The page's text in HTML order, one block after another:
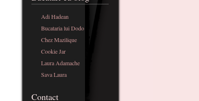
Adi Hadean
Bucataria lui Dodo
Chez Mazilique
Cookie Jar
Laura Adamache
Sava Laura
Contact